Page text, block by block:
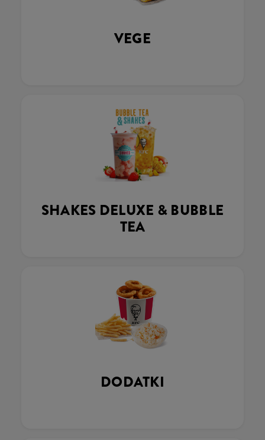
VEGE
SHAKES DELUXE & BUBBLE
TEA
DODATKI